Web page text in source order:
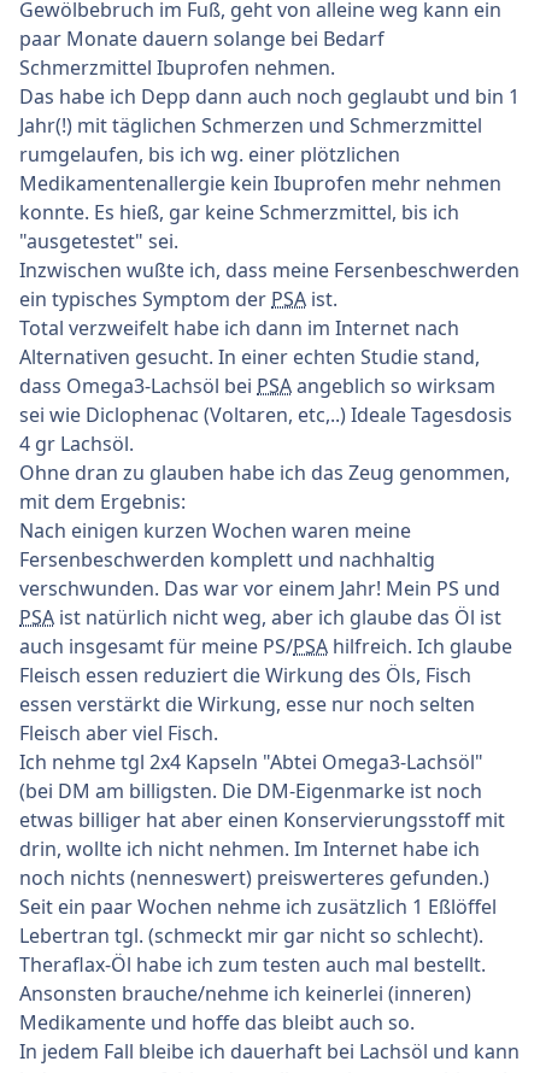
Gewölbebruch im Fuß, geht von alleine weg kann ein
paar Monate dauern solange bei Bedarf
Schmerzmittel Ibuprofen nehmen.
Das habe ich Depp dann auch noch geglaubt und bin 1
Jahr(!) mit täglichen Schmerzen und Schmerzmittel
rumgelaufen, bis ich wg. einer plötzlichen
Medikamentenallergie kein Ibuprofen mehr nehmen
konnte. Es hieß, gar keine Schmerzmittel, bis ich
"ausgetestet" sei.
Inzwischen wußte ich, dass meine Fersenbeschwerden
ein typisches Symptom der PSA ist.
Total verzweifelt habe ich dann im Internet nach
Alternativen gesucht. In einer echten Studie stand,
dass Omega3-Lachsöl bei PSAangeblich so wirksam
sei wie Diclophenac (Voltaren, etc,..) Ideale Tagesdosis
4 gr Lachsöl.
Ohne dran zu glauben habe ich das Zeug genommen,
mit dem Ergebnis:
Nach einigen kurzen Wochen waren meine
Fersenbeschwerden komplett und nachhaltig
verschwunden. Das war vor einem Jahr! Mein PS und
PSA ist natürlich nicht weg, aber ich glaube das Öl ist
auch insgesamt für meine PS/PSA hilfreich. Ich glaube
Fleisch essen reduziert die Wirkung des Öls, Fisch
essen verstärkt die Wirkung, esse nur noch selten
Fleisch aber viel Fisch.
Ich nehme tgl 2x4 Kapseln "Abtei Omega3-Lachsöl"
(bei DM am billigsten. Die DM-Eigenmarke ist noch
etwas billiger hat aber einen Konservierungsstoff mit
drin, wollte ich nicht nehmen. Im Internet habe ich
noch nichts (nenneswert) preiswerteres gefunden.)
Seit ein paar Wochen nehme ich zusätzlich 1 Eßlöffel
Lebertran tgl. (schmeckt mir gar nicht so schlecht).
Theraflax-Öl habe ich zum testen auch mal bestellt.
Ansonsten brauche/nehme ich keinerlei (inneren)
Medikamente und hoffe das bleibt auch so.
In jedem Fall bleibe ich dauerhaft bei Lachsöl und kann